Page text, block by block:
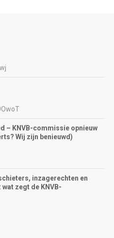
– KNVB-commissie opnieuw
Wij zijn benieuwd)
inzagerechten en
zegt de KNVB-